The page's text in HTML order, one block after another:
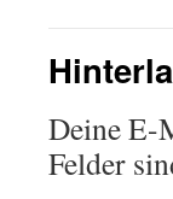
Deine E-
Felder